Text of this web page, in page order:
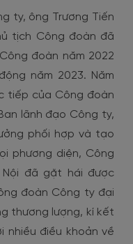
ty, ông Trương Tiến
tịch Công đoàn đã
đoàn năm 2022
năm 2023. Năm
tiếp của Công đoàn
lãnh đạo Công ty,
phối hợp và tạo
phương diện, Công
đã gặt hái được
đoàn Công ty đại
thương lượng, kí kết
nhiều điều khoản về